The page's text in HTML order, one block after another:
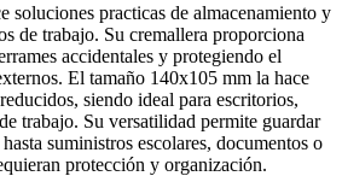
soluciones practicas de almacenamiento y
de trabajo. Su cremallera proporciona
accidentales y protegiendo el
El tamaño 140x105 mm la hace
siendo ideal para escritorios,
trabajo. Su versatilidad permite guardar
suministros escolares, documentos o
protección y organización.